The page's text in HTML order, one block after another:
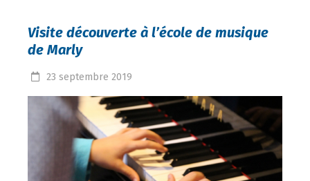
Visite découverte à l’école de musique
de Marly
23 septembre 2019